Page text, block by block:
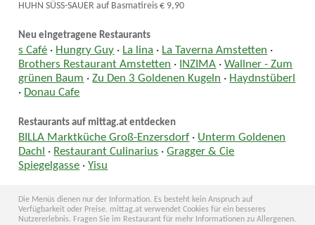
HUHN SÜSS-SAUER auf Basmatireis € 9,90
Neu eingetragene Restaurants
s Café · Hungry Guy · La lina · La Taverna Amstetten ·
Brothers Restaurant Amstetten · INZIMA ·Wallner - Zum
grünen Baum ·Zu Den 3 Goldenen Kugeln · Haydnstüberl
· Donau Cafe
Restaurants auf mittag.at entdecken
BILLA Marktküche Groß-Enzersdorf · Unterm Goldenen
Dachl
· Restaurant Culinarius ·Gragger & Cie
Spiegelgasse ·Yisu
Die Menüs dienen nur der Information. Es besteht kein Anspruch auf
Verfügbarkeit oder Preise. mittag.at verwendet Cookies für ein besseres
Nutzererlebnis. Fragen Sie im Restaurant für mehr Informationen zu Allergenen.